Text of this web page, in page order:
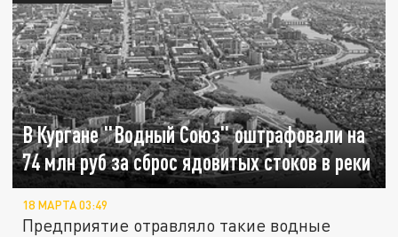
В Кургане "Водный Союз" оштрафовали на
74 млн руб за сброс ядовитых стоков в реки
18 МАРТА 03:49
Предприятие отравляло такие водные